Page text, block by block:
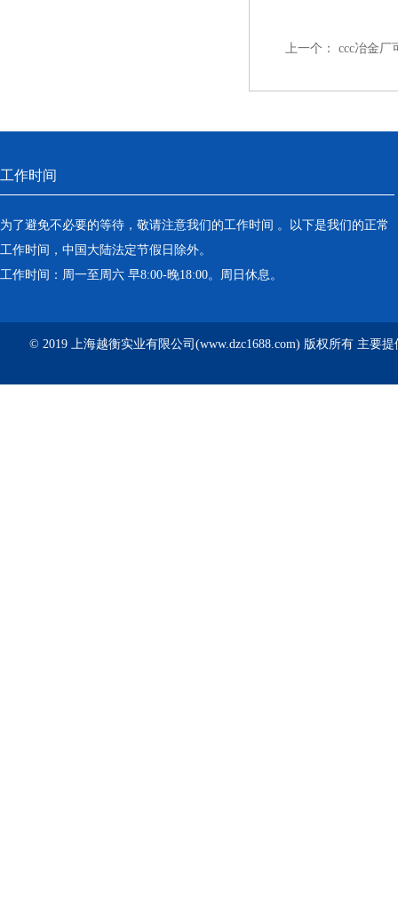
上一个： ccc冶金厂
工作时间
为了避免不必要的等待，敬请注意我们的工作时间 。以下是我们的正常
工作时间，中国大陆法定节假日除外。
工作时间：周一至周六 早8:00-晚18:00。周日休息。
© 2019 上海越衡实业有限公司(www.dzc1688.com) 版权所有 主要提